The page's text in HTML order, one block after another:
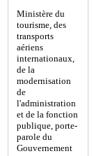
Ministère du
tourisme, des
transports
aériens
internationaux,
de la
modernisation
de
l'administration
et de la fonction
publique, porte-
parole du
Gouvernement